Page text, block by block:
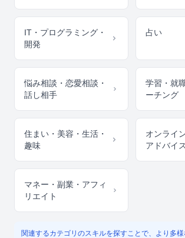
IT・プログラミング・
開発
占い
悩み相談・恋愛相談・
話し相手
学習・就
ーチング
住まい・美容・生活・
趣味
オンライ
アドバイス
マネー・副業・アフィ
リエイト
関連するカテゴリのスキルを探すことで、より多